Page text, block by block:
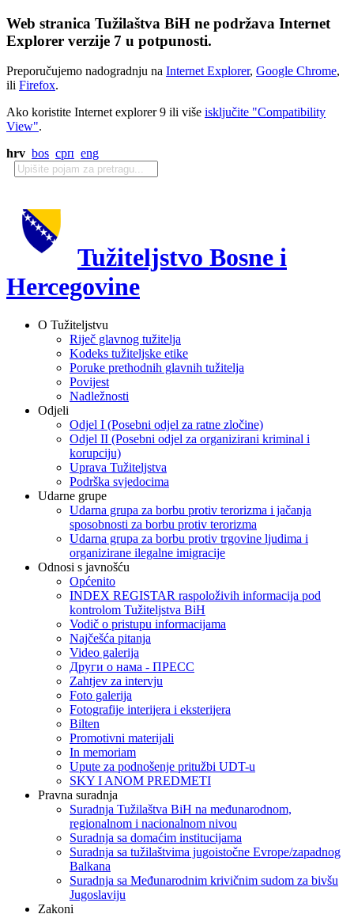
Web stranica Tužilaštva BiH ne podržava Internet
Explorer verzije 7 u potpunosti.
Preporučujemo nadogradnju na Internet Explorer, Google Chrome,
ili Firefox.
Ako koristite Internet explorer 9 ili više isključite "Compatibility
View".
hrv bos срп eng
Tužiteljstvo Bosne i
Hercegovine
O Tužiteljstvu
Riječ glavnog tužitelja
Kodeks tužiteljske etike
Poruke prethodnih glavnih tužitelja
Povijest
Nadležnosti
Odjeli
Odjel I (Posebni odjel za ratne zločine)
Odjel II (Posebni odjel za organizirani kriminal i
korupciju)
Uprava Tužiteljstva
Podrška svjedocima
Udarne grupe
Udarna grupa za borbu protiv terorizma i jačanja
sposobnosti za borbu protiv terorizma
Udarna grupa za borbu protiv trgovine ljudima i
organizirane ilegalne imigracije
Odnosi s javnošću
Općenito
INDEX REGISTAR raspoloživih informacija pod
kontrolom Tužiteljstva BiH
Vodič o pristupu informacijama
Najčešća pitanja
Video galerija
Други о нама - ПРЕСC
Zahtjev za intervju
Foto galerija
Fotografije interijera i eksterijera
Bilten
Promotivni materijali
In memoriam
Upute za podnošenje pritužbi UDT-u
SKY I ANOM PREDMETI
Pravna suradnja
Suradnja Tužilaštva BiH na međunarodnom,
regionalnom i nacionalnom nivou
Suradnja sa domaćim institucijama
Suradnja sa tužilaštvima jugoistočne Evrope/zapadnog
Balkana
Suradnja sa Međunarodnim krivičnim sudom za bivšu
Jugoslaviju
Zakoni